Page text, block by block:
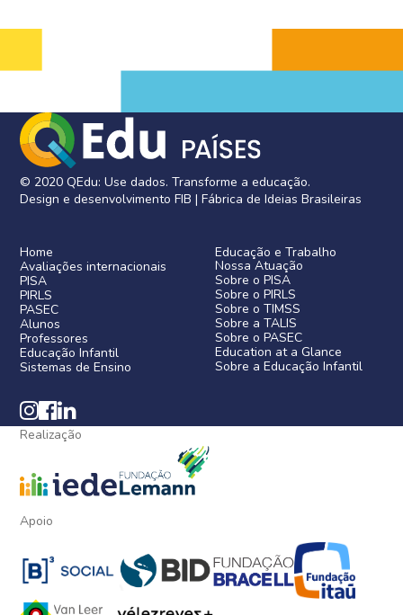
© 2020 QEdu: Use dados. Transforme a educação.
Design e desenvolvimento FIB | Fábrica de Ideias Brasileiras
Home
Avaliações internacionais
PISA
PIRLS
PASEC
Alunos
Professores
Educação Infantil
Sistemas de Ensino
Educação e Trabalho
Nossa Atuação
Sobre o PISA
Sobre o PIRLS
Sobre o TIMSS
Sobre a TALIS
Sobre o PASEC
Education at a Glance
Sobre a Educação Infantil
Realização
Apoio